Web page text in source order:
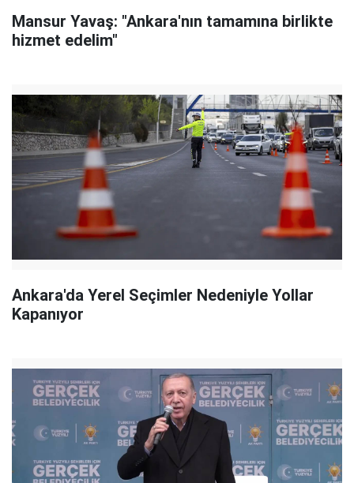
Mansur Yavaş: "Ankara'nın tamamına birlikte
hizmet edelim"
Ankara'da Yerel Seçimler Nedeniyle Yollar
Kapanıyor